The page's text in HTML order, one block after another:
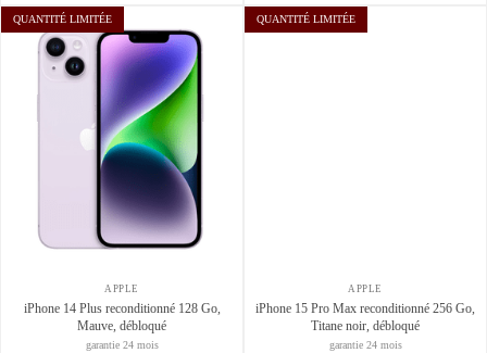
QUANTITÉ LIMITÉE
APPLE
iPhone 14 Plus reconditionné 128 Go,
Mauve, débloqué
garantie 24 mois
QUANTITÉ LIMITÉE
APPLE
iPhone 15 Pro Max reconditionné 256 Go,
Titane noir, débloqué
garantie 24 mois